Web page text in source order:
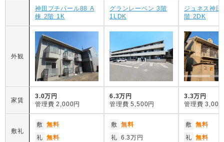
神田プチパール88 A
棟 2階 1K
グランレーベン 3階
1LDK
ジュネス神
階 2DK
外観
家賃
3.0万円
管理費 2,000円
6.3万円
管理費 5,500円
3.3万円
管理費 3,000
敷礼
敷 無料
礼 無料
敷 無料
礼 6.3万円
敷 無料
礼 無料